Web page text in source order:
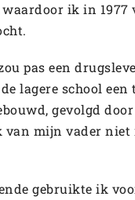
ik in 1977
pas een
lagere school
gevolgd
van mijn vader
gebruikte ik